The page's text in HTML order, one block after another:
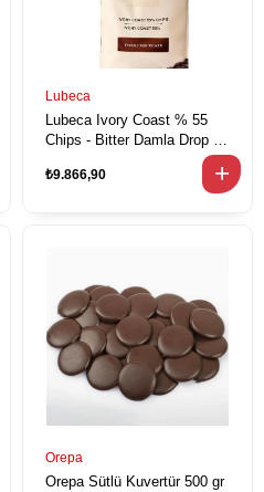
Lubeca
Lubeca Ivory Coast % 55
Chips - Bitter Damla Drop 10
₺9.866,90
Orepa
Orepa Sütlü Kuvertür 500 gr